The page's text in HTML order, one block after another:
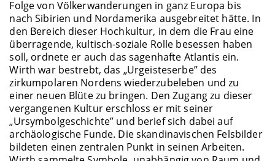
Folge von Völkerwanderungen in ganz Europa bis
nach Sibirien und Nordamerika ausgebreitet hätte. In
den Bereich dieser Hochkultur, in dem die Frau eine
überragende, kultisch-soziale Rolle besessen haben
soll, ordnete er auch das sagenhafte Atlantis ein.
Wirth war bestrebt, das „Urgeisteserbe” des
zirkumpolaren Nordens wiederzubeleben und zu
einer neuen Blüte zu bringen. Den Zugang zu dieser
vergangenen Kultur erschloss er mit seiner
„Ursymbolgeschichte” und berief sich dabei auf
archäologische Funde. Die skandinavischen Felsbilder
bildeten einen zentralen Punkt in seinen Arbeiten.